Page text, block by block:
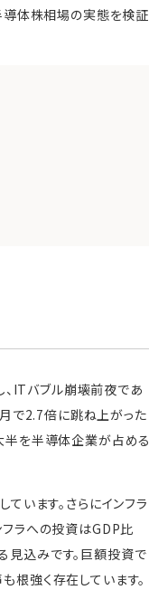
導体株相場の実態を検証
ITバブル崩壊前夜であ
で2.7倍に跳ね上がった
半を半導体企業が占める
います。さらにインフラ
ラへの投資はGDP比
込みです。巨額投資で
根強く存在しています。